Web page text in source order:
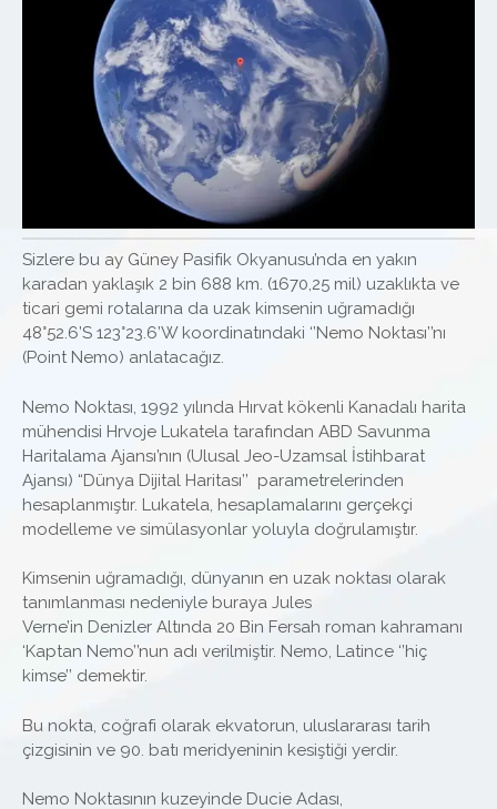
Sizlere bu ay Güney Pasifik Okyanusu’nda en yakın
karadan yaklaşık 2 bin 688 km. (1670,25 mil) uzaklıkta ve
ticari gemi rotalarına da uzak kimsenin uğramadığı
48°52.6’S 123°23.6’W koordinatındaki ‘’Nemo Noktası’’nı
(Point Nemo) anlatacağız.
Nemo Noktası, 1992 yılında Hırvat kökenli Kanadalı harita
mühendisi Hrvoje Lukatela tarafından ABD Savunma
Haritalama Ajansı’nın (Ulusal Jeo-Uzamsal İstihbarat
Ajansı) “Dünya Dijital Haritası’’ parametrelerinden
hesaplanmıştır. Lukatela, hesaplamalarını gerçekçi
modelleme ve simülasyonlar yoluyla doğrulamıştır.
Kimsenin uğramadığı, dünyanın en uzak noktası olarak
tanımlanması nedeniyle buraya Jules
Verne’in Denizler Altında 20 Bin Fersah roman kahramanı
‘Kaptan Nemo’’nun adı verilmiştir. Nemo, Latince ‘’hiç
kimse’’ demektir.
Bu nokta, coğrafi olarak ekvatorun, uluslararası tarih
çizgisinin ve 90. batı meridyeninin kesiştiği yerdir.
Nemo Noktasının kuzeyinde Ducie Adası,